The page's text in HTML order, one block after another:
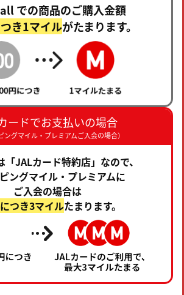
での商品のご購入金額
き1マイルがたまります。
ードでお支払いの場合
ングマイル・プレミアムご入会の場合）
JALカード特約店」なので、
ングマイル・プレミアムに
ご入会の場合は
つき3マイルたまります。